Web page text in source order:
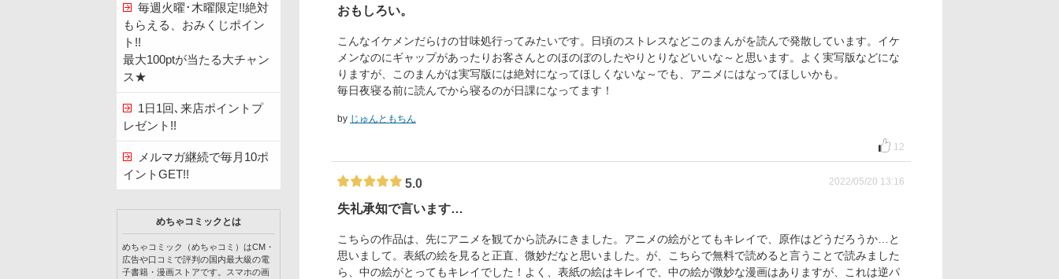
おもしろい。
こんなイケメンだらけの甘味処行ってみたいです。日頃のストレスなどこのまんがを読んで発散しています。イケ
メンなのにギャップがあったりお客さんとのほのぼのしたやりとりなどいいな～と思います。よく実写版などにな
りますが、このまんがは実写版には絶対になってほしくないな～でも、アニメにはなってほしいかも。
毎日夜寝る前に読んでから寝るのが日課になってます！
by じゅんともちん
12
5.0 2022/05/20 13:16
失礼承知で言います…
こちらの作品は、先にアニメを観てから読みにきました。アニメの絵がとてもキレイで、原作はどうだろうか…と
思いまして。表紙の絵を見ると正直、微妙だなと思いました。が、こちらで無料で読めると言うことで読みました
ら、中の絵がとってもキレイでした！よく、表紙の絵はキレイで、中の絵が微妙な漫画はありますが、これは逆パ
毎週火曜･木曜限定!!絶対
もらえる、おみくじポイン
ト!!
最大100ptが当たる大チャン
ス★
1日1回､来店ポイントプ
レゼント!!
メルマガ継続で毎月10ポ
イントGET!!
めちゃコミックとは
めちゃコミック（めちゃコミ）はCM・
広告や口コミで評判の国内最大級の電
子書籍・漫画ストアです。スマホの画